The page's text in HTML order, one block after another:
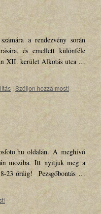
a rendezvény során
és emellett különféle
XII. kerület Alkotás utca …
| Szóljon hozzá most!
oldalán. A meghívó
moziba. Itt nyitjuk meg a
23 óráig! Pezsgőbontás …